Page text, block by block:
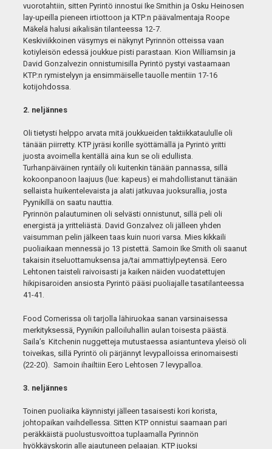
vuorotahtiin, sitten Pyrintö innostui Ike Smithin ja Osku Heinosen
lay-upeilla pieneen irtiottoon ja KTP:n päävalmentaja Roope
Mäkelä halusi aikalisän tilanteessa 12-7.
Keskiviikkoinen väsymys ei näkynyt Pyrinnön otteissa vaan
kotiyleisön edessä joukkue pisti parastaan. Kion Williamsin ja
David Gonzalvezin onnistumisilla Pyrintö pystyi vastaamaan
KTP:n rymistelyyn ja ensimmäiselle tauolle mentiin 17-16
kotijohdossa.
2. neljännes
Oli tietysti helppo arvata mitä joukkueiden taktiikkataululle oli
tänään piirretty. KTP jyräsi korille syöttämällä ja Pyrintö yritti
juosta avoimella kentällä aina kun se oli edullista.
Turhanpäiväinen ryntäily oli kuitenkin tänään pannassa, sillä
kokoonpanoon laajuus (lue: kapeus) ei mahdollistanut tänään
sellaista huikentelevaista ja alati jatkuvaa juoksurallia, josta
Pyynikillä on saatu nauttia.
Pyrinnön palautuminen oli selvästi onnistunut, sillä peli oli
energistä ja yritteliästä. David Gonzalvez oli jälleen yhden
vaisumman pelin jälkeen taas kuin nuori varsa. Mies kikkaili
puoliaikaan mennessä jo 13 pistettä. Samoin Ike Smith oli saanut
takaisin itseluottamuksensa ja/tai ammattiylpeytensä. Eero
Lehtonen taisteli raivoisasti ja kaiken näiden vuodatettujen
hikipisaroiden ansiosta Pyrintö pääsi puoliajalle tasatilanteessa
41-41.
Food Cornerissa oli tarjolla lähiruokaa sanan varsinaisessa
merkityksessä, Pyynikin palloiluhallin aulan toisesta päästä.
Saila’s Kitchenin nuggetteja mutustaessa asiantunteva yleisö oli
toiveikas, sillä Pyrintö oli pärjännyt levypalloissa erinomaisesti
(22-20). Samoin ihailtiin Eero Lehtosen 7 levypalloa.
3. neljännes
Toinen puoliaika käynnistyi jälleen tasaisesti kori korista,
johtopaikan vaihdellessa. Sitten KTP onnistui saamaan pari
peräkkäistä puolustusvoittoa tuplaamalla Pyrinnön
hyökkäyskorin alle ajautuneen pelaajan. KTP juoksi